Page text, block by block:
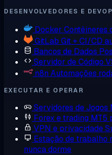
DESENVOLVEDORES E
Docker Contêineres
GitLab Git + CI/CD
Bancos de Dados
Servidor de Código
n8n Automações
EXECUTAR E OPERAR
Servidores de Jogos
Forex e trading MT5
VPN e privacidade
Estação de trabalho
nunca dorme